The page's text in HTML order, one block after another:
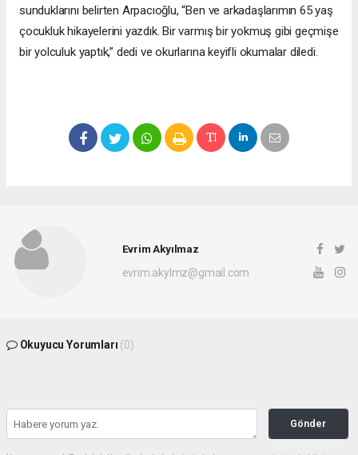
sunduklarını belirten Arpacıoğlu, “Ben ve arkadaşlarımın 65 yaş
çocukluk hikayelerini yazdık. Bir varmış bir yokmuş gibi geçmişe
bir yolculuk yaptık,” dedi ve okurlarına keyifli okumalar diledi.
Evrim Akyılmaz
evrim.akylmz@gmail.com
Okuyucu Yorumları (0)
Gönder